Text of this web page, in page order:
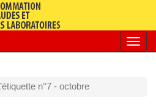
L’étiquette n°7 - octobre